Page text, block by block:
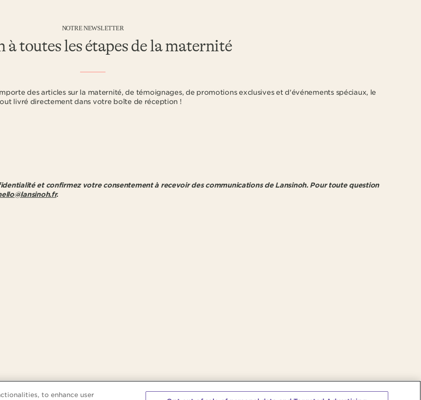
NOTRE NEWSLETTER
à toutes les étapes de la maternité
des articles sur la maternité, de témoignages, de promotions exclusives et d'événements spéciaux, le
livré directement dans votre boîte de réception !
et confirmez votre consentement à recevoir des communications de Lansinoh. Pour toute question
.
to enhance user